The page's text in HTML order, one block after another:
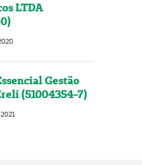
LTDA
Gestão
(51004354-7)